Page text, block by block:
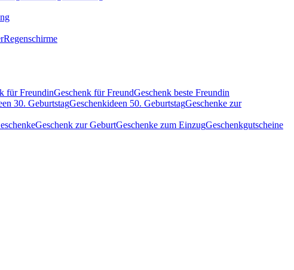
Regenschirme
für FreundinGeschenk für FreundGeschenk beste Freundin
30. GeburtstagGeschenkideen 50. GeburtstagGeschenke zur
Geschenk zur GeburtGeschenke zum EinzugGeschenkgutscheine